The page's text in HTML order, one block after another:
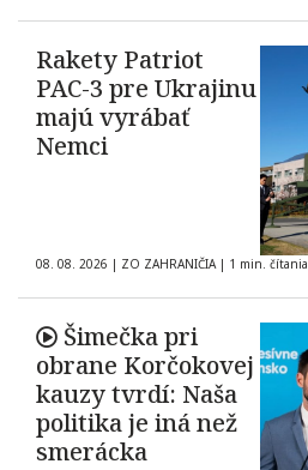
Rakety Patriot
PAC-3 pre Ukrajinu
majú vyrábať
Nemci
08. 08. 2026 | ZO ZAHRANIČIA | 1 min. čítania
Šimečka pri
obrane Korčokovej
kauzy tvrdí: Naša
politika je iná než
smerácka